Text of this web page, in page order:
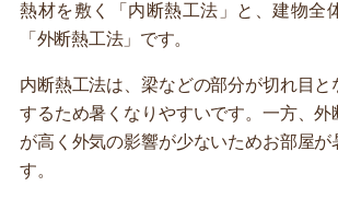
熱材を敷く「内断熱工法」と、建物全
「外断熱工法」です。
内断熱工法は、梁などの部分が切れ目と
するため暑くなりやすいです。一方、外
が高く外気の影響が少ないためお部屋
す。